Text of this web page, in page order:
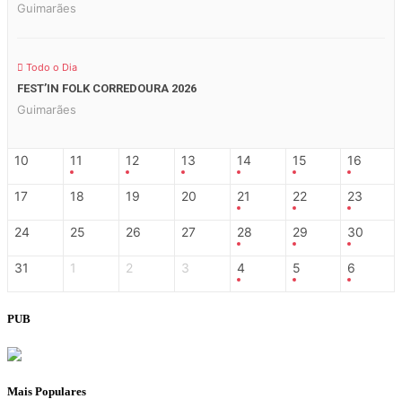
Guimarães
Todo o Dia
FEST’IN FOLK CORREDOURA 2026
Guimarães
10 11 12 13 14 15 16
17 18 19 20 21 22 23
24 25 26 27 28 29 30
31 1 2 3 4 5 6
PUB
Mais Populares